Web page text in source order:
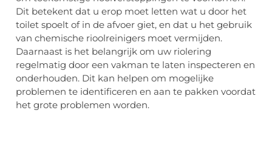
Dit betekent dat u erop moet letten wat u door het
toilet spoelt of in de afvoer giet, en dat u het gebruik
van chemische rioolreinigers moet vermijden.
Daarnaast is het belangrijk om uw riolering
regelmatig door een vakman te laten inspecteren en
onderhouden. Dit kan helpen om mogelijke
problemen te identificeren en aan te pakken voordat
het grote problemen worden.